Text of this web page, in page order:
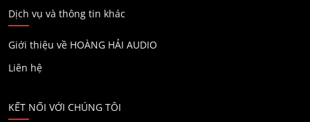
Dịch vụ và thông tin khác
Giới thiệu về HOÀNG HẢI AUDIO
Liên hệ
KẾT NỐI VỚI CHÚNG TÔI